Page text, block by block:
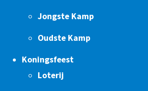
Jongste Kamp
Oudste Kamp
Koningsfeest
Loterij